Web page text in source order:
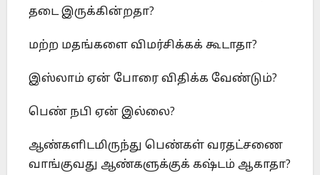
தடை இருக்கின்றதா?
மற்ற மதங்களை விமர்சிக்கக் கூடாதா?
இஸ்லாம் ஏன் போரை விதிக்க வேண்டும்?
பெண் நபி ஏன் இல்லை?
ஆண்களிடமிருந்து பெண்கள் வரதட்சணை
வாங்குவது ஆண்களுக்குக் கஷ்டம் ஆகாதா?